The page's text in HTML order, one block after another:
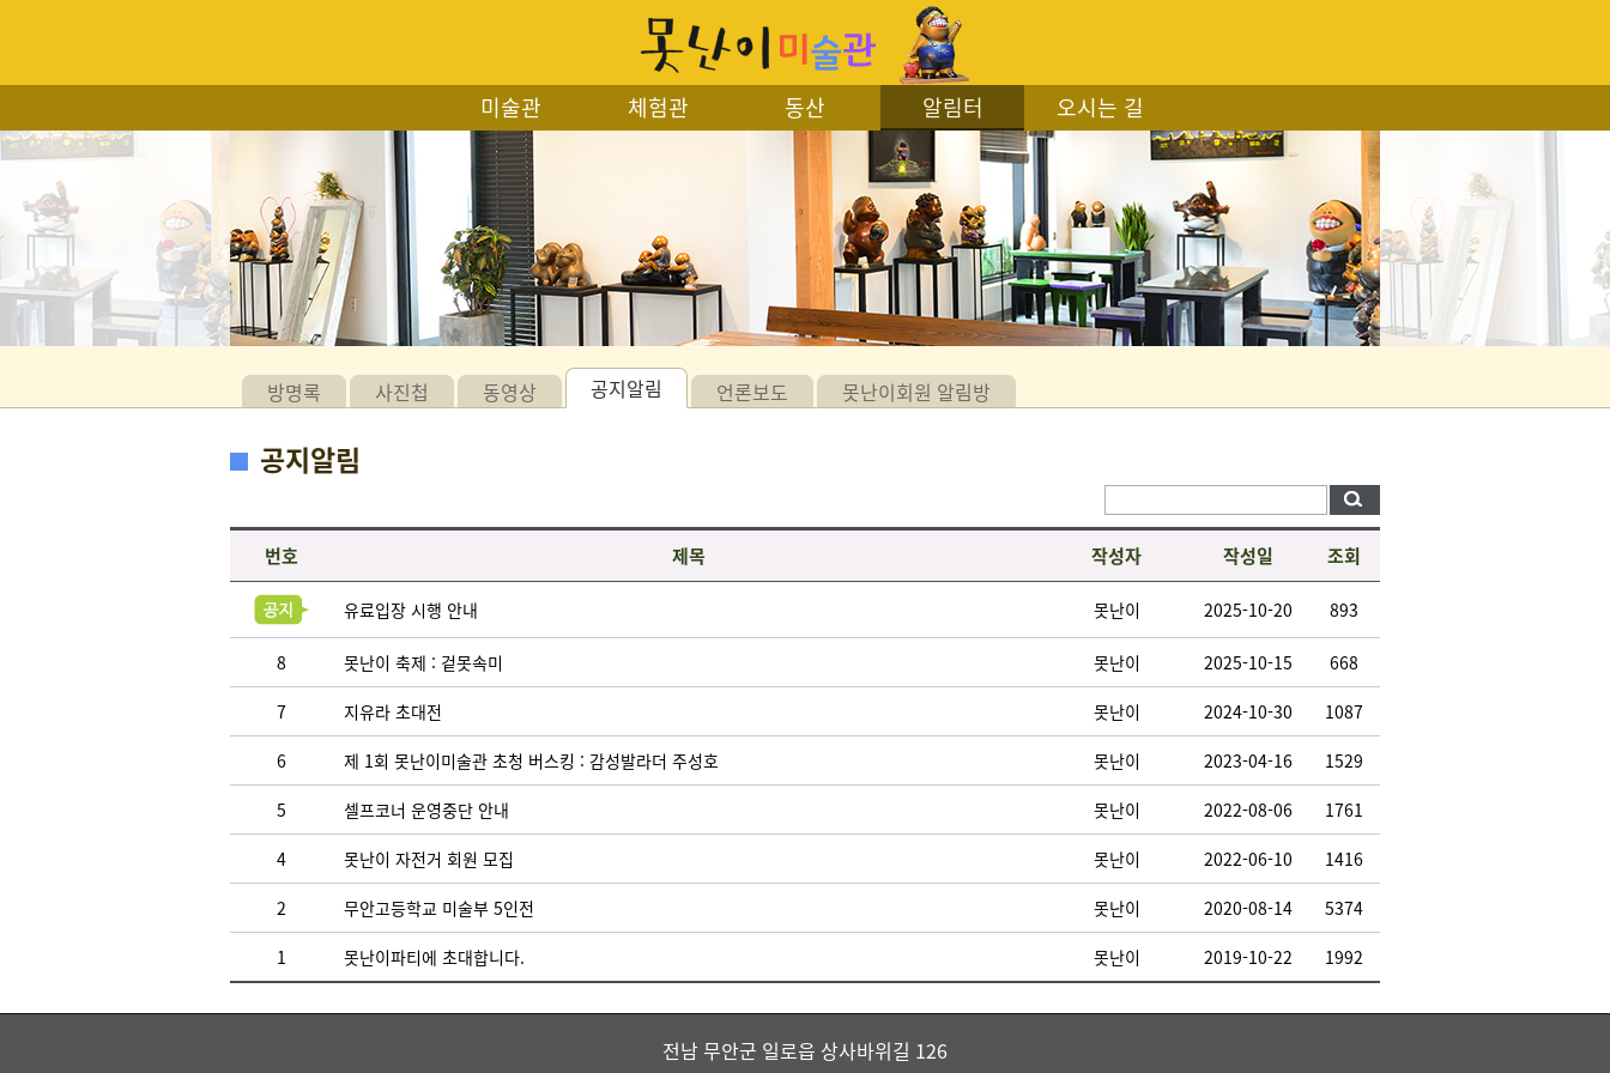
미술관 체험관 동산 알림터 오시는 길
방명록 사진첩 동영상 공지알림 언론보도 못난이회원 알림방
공지알림
번호 제목 작성자 작성일 조회
유료입장 시행 안내 못난이 2025-10-20 893
8 못난이 축제 : 겉못속미 못난이 2025-10-15 668
7 지유라 초대전 못난이 2024-10-30 1087
6 제 1회 못난이미술관 초청 버스킹 : 감성발라더 주성호 못난이 2023-04-16 1529
5 셀프코너 운영중단 안내 못난이 2022-08-06 1761
4 못난이 자전거 회원 모집 못난이 2022-06-10 1416
2 무안고등학교 미술부 5인전 못난이 2020-08-14 5374
1 못난이파티에 초대합니다. 못난이 2019-10-22 1992
전남 무안군 일로읍 상사바위길 126